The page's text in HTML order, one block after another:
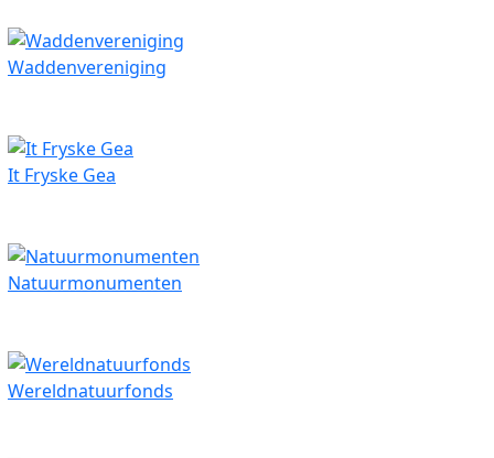
Waddenvereniging
It Fryske Gea
Natuurmonumenten
Wereldnatuurfonds